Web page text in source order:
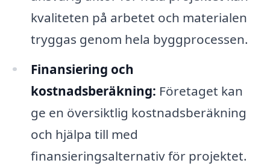
kvaliteten på arbetet och materialen
tryggas genom hela byggprocessen.
Finansiering och
kostnadsberäkning: Företaget kan
ge en översiktlig kostnadsberäkning
och hjälpa till med
finansieringsalternativ för projektet.